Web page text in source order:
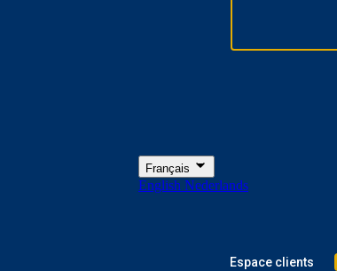
Français
English Nederlands
Espace clients